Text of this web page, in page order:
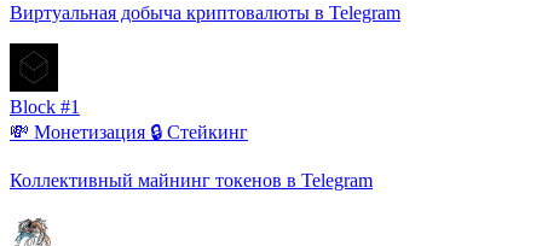
Виртуальная добыча криптовалюты в Telegram
Block #1
💸 Монетизация 🔒 Стейкинг
Коллективный майнинг токенов в Telegram